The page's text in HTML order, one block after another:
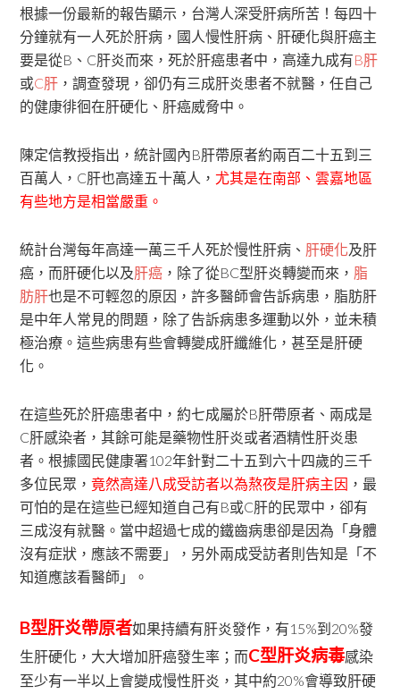
根據一份最新的報告顯示，台灣人深受肝病所苦！每四十
分鐘就有一人死於肝病，國人慢性肝病、肝硬化與肝癌主
要是從B、C肝炎而來，死於肝癌患者中，高達九成有B肝
或C肝 ，調查發現，卻仍有三成肝炎患者不就醫，任自己
的健康徘徊在肝硬化、肝癌威脅中。
陳定信教授指出，統計國內B肝帶原者約兩百二十五到三
百萬人，C肝也高達五十萬人，尤其是在南部、雲嘉地區
有些地方是相當嚴重。
統計台灣每年高達一萬三千人死於慢性肝病、 肝硬化及肝
癌，而肝硬化以及肝癌 ，除了從BC型肝炎轉變而來， 脂
肪肝也是不可輕忽的原因，許多醫師會告訴病患，脂肪肝
是中年人常見的問題，除了告訴病患多運動以外，並未積
極治療。這些病患有些會轉變成肝纖維化，甚至是肝硬
化。
在這些死於肝癌患者中，約七成屬於B肝帶原者、兩成是
C肝感染者，其餘可能是藥物性肝炎或者酒精性肝炎患
者。根據國民健康署102年針對二十五到六十四歲的三千
多位民眾，竟然高達八成受訪者以為熬夜是肝病主因 ，最
可怕的是在這些已經知道自己有B或C肝的民眾中，卻有
三成沒有就醫。當中超過七成的鐵齒病患卻是因為「身體
沒有症狀，應該不需要」，另外兩成受訪者則告知是「不
知道應該看醫師」。
B型肝炎帶原者如果持續有肝炎發作，有15%到20%發
生肝硬化，大大增加肝癌發生率；而C型肝炎病毒感染
至少有一半以上會變成慢性肝炎，其中約20%會導致肝硬